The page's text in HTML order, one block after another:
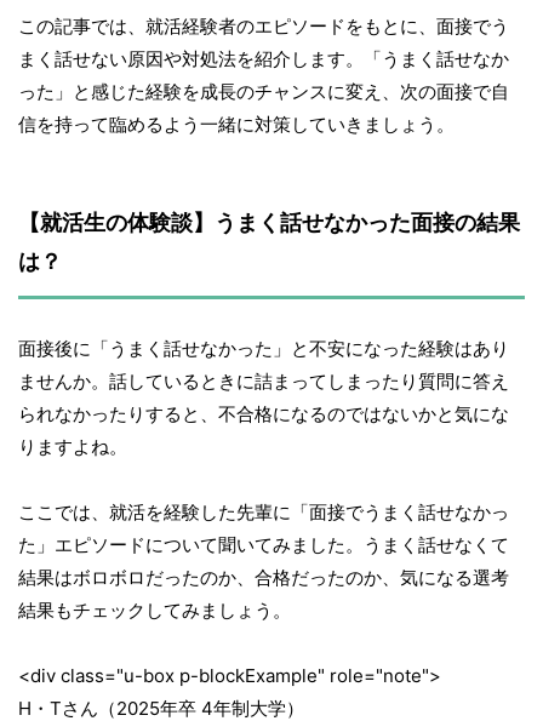
この記事では、就活経験者のエピソードをもとに、面接でう
まく話せない原因や対処法を紹介します。「うまく話せなか
った」と感じた経験を成長のチャンスに変え、次の面接で自
信を持って臨めるよう一緒に対策していきましょう。
【就活生の体験談】うまく話せなかった面接の結果
は？
面接後に「うまく話せなかった」と不安になった経験はあり
ませんか。話しているときに詰まってしまったり質問に答え
られなかったりすると、不合格になるのではないかと気にな
りますよね。
ここでは、就活を経験した先輩に「面接でうまく話せなかっ
た」エピソードについて聞いてみました。うまく話せなくて
結果はボロボロだったのか、合格だったのか、気になる選考
結果もチェックしてみましょう。
<div class="u-box p-blockExample" role="note">
H・Tさん（2025年卒 4年制大学）